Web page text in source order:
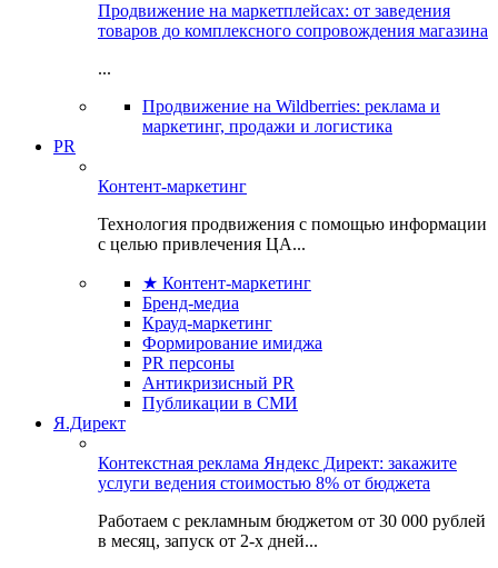
Продвижение на маркетплейсах: от заведения
товаров до комплексного сопровождения магазина
...
Продвижение на Wildberries: реклама и
маркетинг, продажи и логистика
PR
Контент-маркетинг
Технология продвижения с помощью информации
с целью привлечения ЦА...
★ Контент-маркетинг
Бренд-медиа
Крауд-маркетинг
Формирование имиджа
PR персоны
Антикризисный PR
Публикации в СМИ
Я.Директ
Контекстная реклама Яндекс Директ: закажите
услуги ведения стоимостью 8% от бюджета
Работаем с рекламным бюджетом от 30 000 рублей
в месяц, запуск от 2-х дней...